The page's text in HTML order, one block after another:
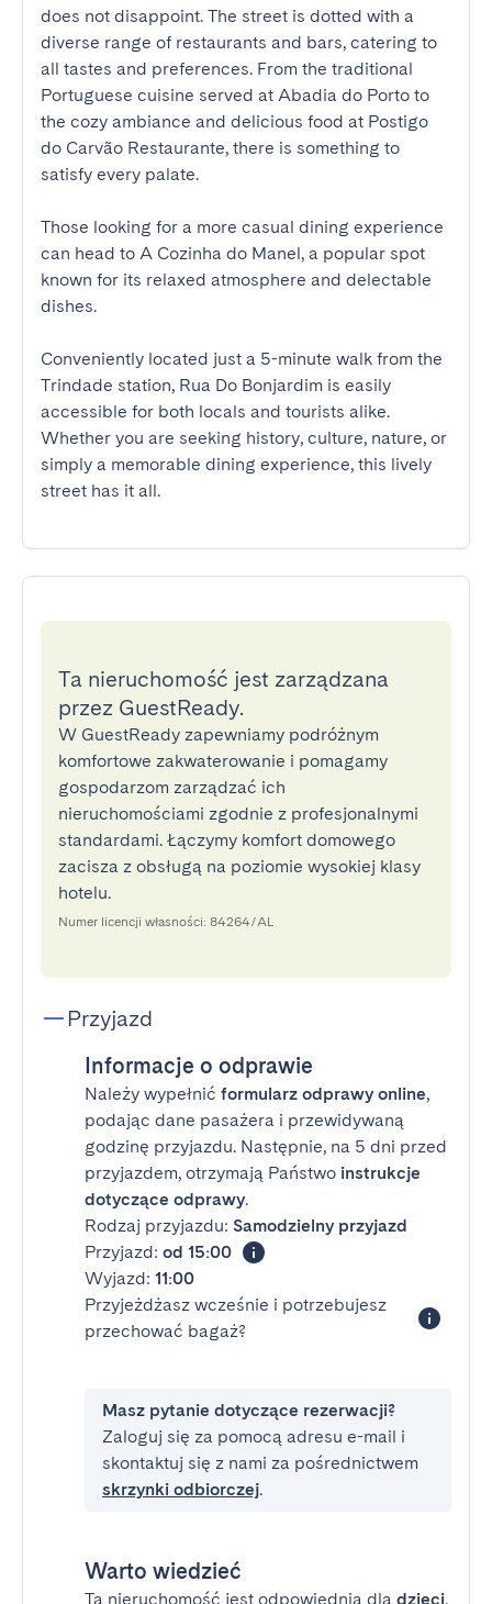
does not disappoint. The street is dotted with a
diverse range of restaurants and bars, catering to
all tastes and preferences. From the traditional
Portuguese cuisine served at Abadia do Porto to
the cozy ambiance and delicious food at Postigo
do Carvão Restaurante, there is something to
satisfy every palate.
Those looking for a more casual dining experience
can head to A Cozinha do Manel, a popular spot
known for its relaxed atmosphere and delectable
dishes.
Conveniently located just a 5-minute walk from the
Trindade station, Rua Do Bonjardim is easily
accessible for both locals and tourists alike.
Whether you are seeking history, culture, nature, or
simply a memorable dining experience, this lively
street has it all.
Ta nieruchomość jest zarządzana
przez GuestReady.
W GuestReady zapewniamy podróżnym
komfortowe zakwaterowanie i pomagamy
gospodarzom zarządzać ich
nieruchomościami zgodnie z profesjonalnymi
standardami. Łączymy komfort domowego
zacisza z obsługą na poziomie wysokiej klasy
hotelu.
Numer licencji własności: 84264/AL
Przyjazd
Informacje o odprawie
Należy wypełnić formularz odprawy online,
podając dane pasażera i przewidywaną
godzinę przyjazdu. Następnie, na 5 dni przed
przyjazdem, otrzymają Państwo instrukcje
dotyczące odprawy.
Rodzaj przyjazdu: Samodzielny przyjazd
Przyjazd: od 15:00
Wyjazd: 11:00
Przyjeżdżasz wcześnie i potrzebujesz
przechować bagaż?
Masz pytanie dotyczące rezerwacji?
Zaloguj się za pomocą adresu e-mail i
skontaktuj się z nami za pośrednictwem
skrzynki odbiorczej.
Warto wiedzieć
Ta nieruchomość jest odpowiednia dla dzieci.